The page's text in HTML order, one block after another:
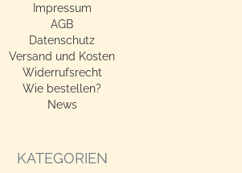
Impressum
AGB
Datenschutz
Versand und Kosten
Widerrufsrecht
Wie bestellen?
News
KATEGORIEN